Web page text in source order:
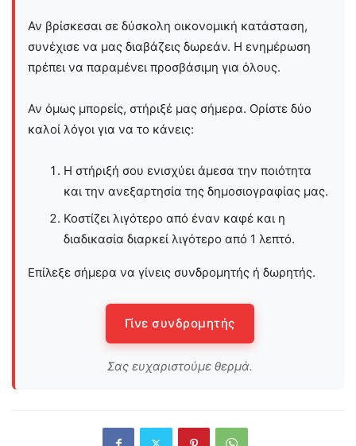
Αν βρίσκεσαι σε δύσκολη οικονομική κατάσταση,
συνέχισε να μας διαβάζεις δωρεάν. Η ενημέρωση
πρέπει να παραμένει προσβάσιμη για όλους.
Αν όμως μπορείς, στήριξέ μας σήμερα. Ορίστε δύο
καλοί λόγοι για να το κάνεις:
Η στήριξή σου ενισχύει άμεσα την ποιότητα
και την ανεξαρτησία της δημοσιογραφίας μας.
Κοστίζει λιγότερο από έναν καφέ και η
διαδικασία διαρκεί λιγότερο από 1 λεπτό.
Επίλεξε σήμερα να γίνεις συνδρομητής ή δωρητής.
Γίνε συνδρομητής
Σας ευχαριστούμε θερμά.